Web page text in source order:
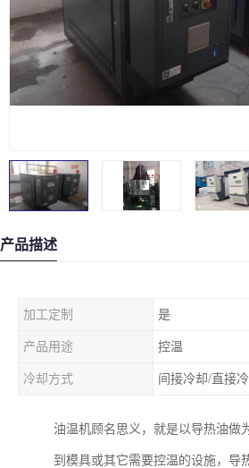
产品描述
加工定制 是
产品用途 控温
冷却方式 间接冷却/直接
油温机顾名思义，就是以导热油做
到模具或其它需要控温的设施，导